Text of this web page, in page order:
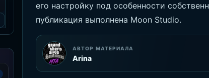
его настройку под особенности
публикация выполнена Moon Studio.
АВТОР МАТЕРИАЛА
Arina